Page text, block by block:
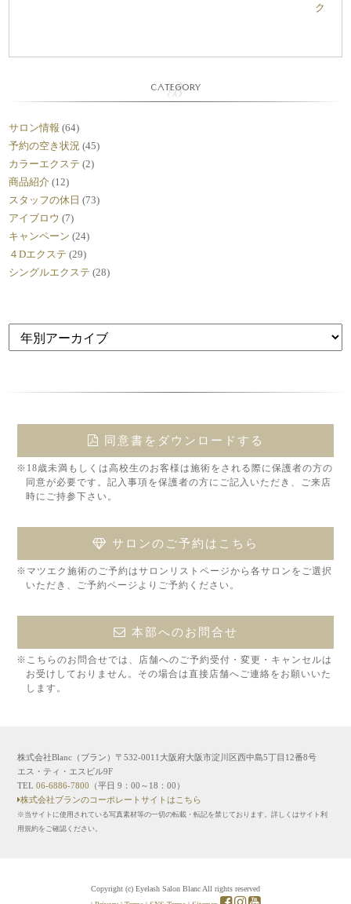
ク
CATEGORY
サロン情報 (64)
予約の空き状況 (45)
カラーエクステ (2)
商品紹介 (12)
スタッフの休日 (73)
アイブロウ (7)
キャンペーン (24)
４Dエクステ (29)
シングルエクステ (28)
同意書をダウンロードする
※18歳未満もしくは高校生のお客様は施術をされる際に保護者の方の
同意が必要です。記入事項を保護者の方にご記入いただき、ご来店
時にご持参下さい。
サロンのご予約はこちら
※マツエク施術のご予約はサロンリストページから各サロンをご選択
いただき、ご予約ページよりご予約ください。
本部へのお問合せ
※こちらのお問合せでは、店舗へのご予約受付・変更・キャンセルは
お受けしておりません。その場合は直接店舗へご連絡をお願いいた
します。
株式会社Blanc（ブラン）〒532-0011大阪府大阪市淀川区西中島5丁目12番8号
エス・ティ・エスビル9F
TEL06-6886-7800
（平日 9：00～18：00）
株式会社ブランのコーポレートサイトはこちら
※当サイトに使用されている写真素材等の一切の転載・転記を禁じております。詳しくはサイト利
用規約をご確認ください。
Copyright (c) Eyelash Salon Blanc All rights reserved